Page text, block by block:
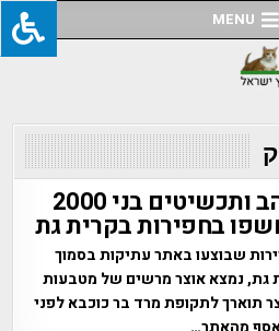
MENU
אוצר זהב ותכשיטים בני 2000
בחפירות בקרית גת
שבוצעו באתר עתיקות בסמוך
גת, נמצא אוצר מרשים של מטבעות
תוארך לתקופת מרד בר כוכבא לפני